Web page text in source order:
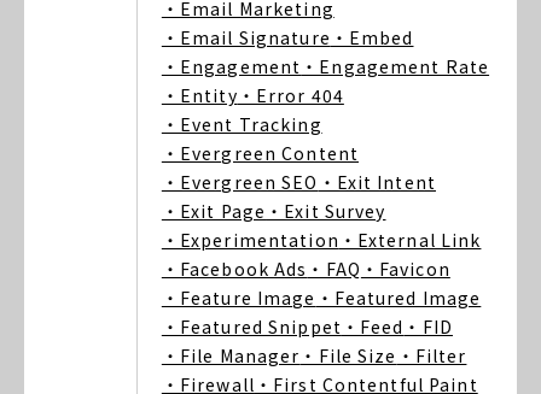
・Email Marketing
・Email Signature ・Embed
・Engagement ・Engagement Rate
・Entity ・Error 404
・Event Tracking
・Evergreen Content
・Evergreen SEO ・Exit Intent
・Exit Page ・Exit Survey
・Experimentation ・External Link
・Facebook Ads ・FAQ ・Favicon
・Feature Image ・Featured Image
・Featured Snippet ・Feed ・FID
・File Manager ・File Size ・Filter
・Firewall ・First Contentful Paint